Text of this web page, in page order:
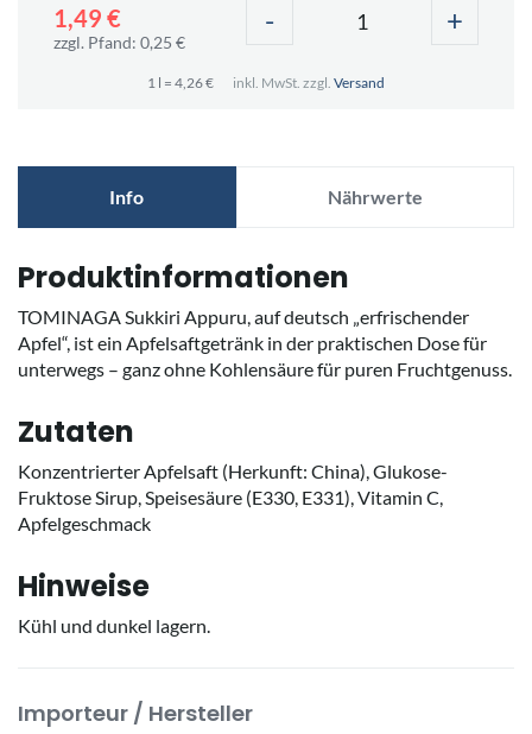
1,49 €
zzgl. Pfand: 0,25 €
- +
1 l = 4,26 € inkl. MwSt. zzgl. Versand
Info Nährwerte
Produktinformationen
TOMINAGA Sukkiri Appuru, auf deutsch „erfrischender
Apfel“, ist ein Apfelsaftgetränk in der praktischen Dose für
unterwegs – ganz ohne Kohlensäure für puren Fruchtgenuss.
Zutaten
Konzentrierter Apfelsaft (Herkunft: China), Glukose-
Fruktose Sirup, Speisesäure (E330, E331), Vitamin C,
Apfelgeschmack
Hinweise
Kühl und dunkel lagern.
Importeur / Hersteller